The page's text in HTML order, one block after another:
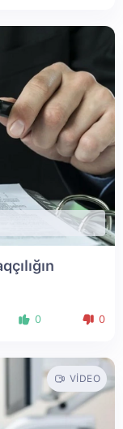
0 0
VIDEO